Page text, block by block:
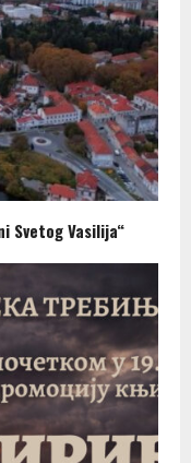
Svetog Vasilija“